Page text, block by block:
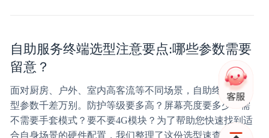
自助服务终端选型注意要点:哪些参数需要
留意？
面对厨房、户外、室内高客流等不同场景，自助终端的选
型参数千差万别。防护等级要多高？屏幕亮度要多少？需
不需要手套模式？要不要4G模块？为了帮助您快速找到适
合自身场景的硬件配置，我们整理了这份选型速查表。...